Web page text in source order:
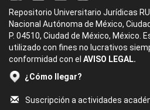
Repositorio Universitario Jurídicas
Nacional Autónoma de México,
P. 04510, Ciudad de México, México.
utilizado con fines no lucrativos
conformidad con el AVISO LEGAL.
¿Cómo llegar?
Suscripción a actividades